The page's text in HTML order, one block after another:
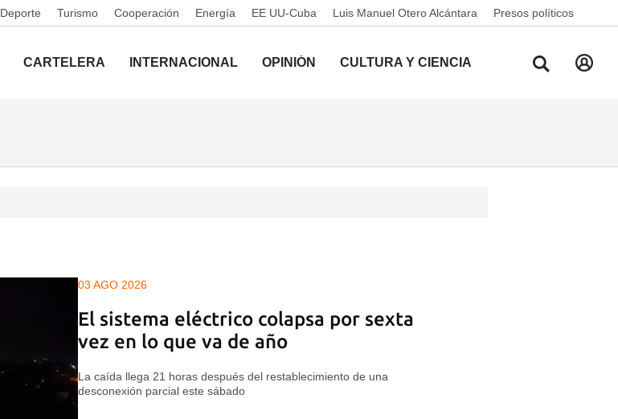
Deporte Turismo Cooperación Energía EE UU-Cuba Luis Manuel Otero Alcántara Presos políticos
CARTELERA INTERNACIONAL OPINIÓN CULTURA Y CIENCIA
03 AGO 2026
El sistema eléctrico colapsa por sexta
vez en lo que va de año
La caída llega 21 horas después del restablecimiento de una
desconexión parcial este sábado